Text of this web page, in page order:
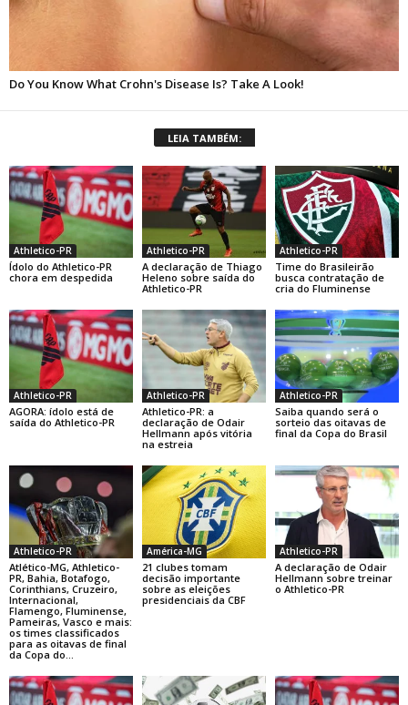
LEIA TAMBÉM:
Athletico-PR
Ídolo do Athletico-PR
chora em despedida
Athletico-PR
A declaração de Thiago
Heleno sobre saída do
Athletico-PR
Athletico-PR
Time do Brasileirão
busca contratação de
cria do Fluminense
Athletico-PR
AGORA: ídolo está de
saída do Athletico-PR
Athletico-PR
Athletico-PR: a
declaração de Odair
Hellmann após vitória
na estreia
Athletico-PR
Saiba quando será o
sorteio das oitavas de
final da Copa do Brasil
Athletico-PR
Atlético-MG, Athletico-
PR, Bahia, Botafogo,
Corinthians, Cruzeiro,
Internacional,
Flamengo, Fluminense,
Pameiras, Vasco e mais:
os times classificados
para as oitavas de final
da Copa do...
América-MG
21 clubes tomam
decisão importante
sobre as eleições
presidenciais da CBF
Athletico-PR
A declaração de Odair
Hellmann sobre treinar
o Athletico-PR